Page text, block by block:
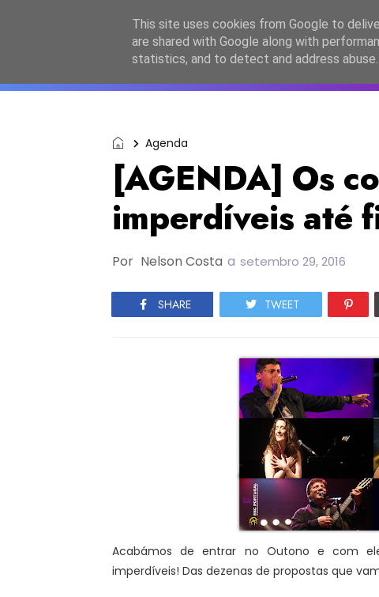
ESC2027 JESC2026
Agenda
[AGENDA] Os
imperdíveis até
Por Nelson Costa a setembro 29, 2016
SHARE TWEET
Acabámos de entrar no Outono e com
imperdíveis! Das dezenas de propostas que
This site uses cookies from Google to
are shared with Google along with
statistics, and to detect and address abuse.